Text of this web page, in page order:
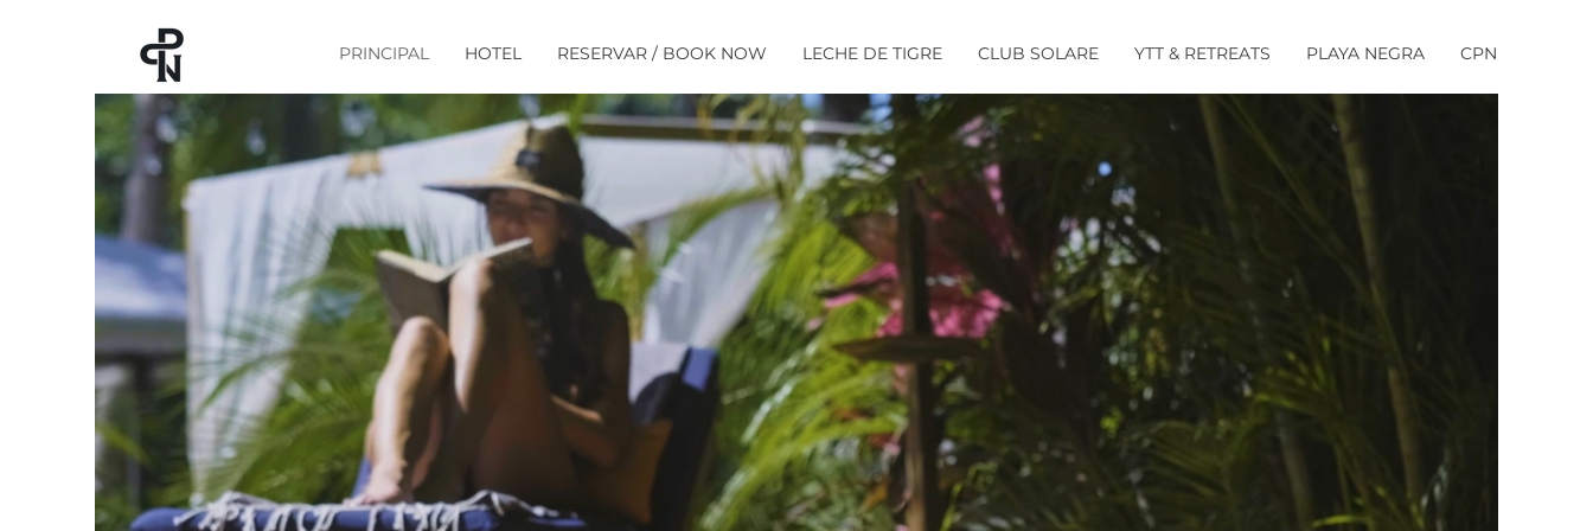
PRINCIPAL HOTEL RESERVAR / BOOK NOW LECHE DE TIGRE CLUB SOLARE YTT & RETREATS PLAYA NEGRA CPN